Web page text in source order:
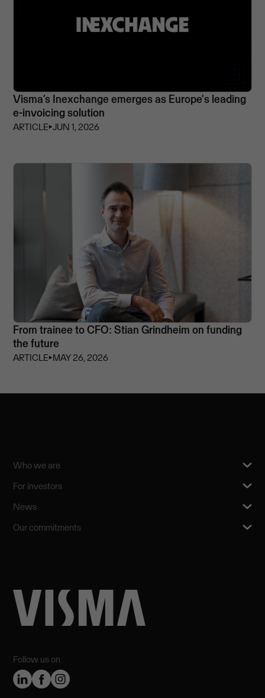
Visma’s Inexchange emerges as Europe's leading
e-invoicing solution
ARTICLE⏵JUN 1, 2026
From trainee to CFO: Stian Grindheim on funding
the future
ARTICLE⏵MAY 26, 2026
Follow us on
Who we are
For investors
News
Our commitments